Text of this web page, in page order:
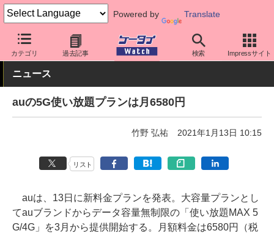
Powered by Translate
カテゴリ 過去記事 検索 Impressサイト
ケータイ Watch キャリア au 料金プラン・割引
ニュース
auの5G使い放題プランは月6580円
竹野 弘祐 2021年1月13日 10:15
リスト
auは、13日に新料金プランを発表。大容量プランとし
てauブランドからデータ容量無制限の「使い放題MAX 5
G/4G」を3月から提供開始する。月額料金は6580円（税